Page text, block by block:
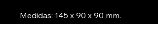
Medidas: 145 x 90 x 90 mm.
Peso: 2 Kg.